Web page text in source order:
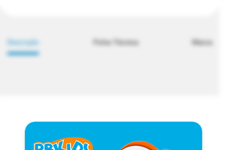
Descrição Ficha Técnica Marca